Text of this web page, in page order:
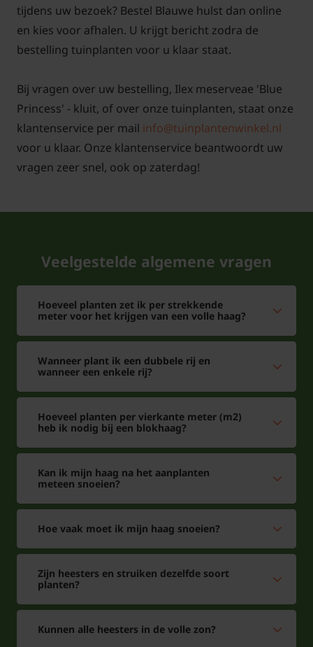
Bij planten met kluit geldt een minimale
planten dat u dient af te nemen. In de tabel
hieronder vindt u de minimale eenheid per
maatvoering aangegeven.
Advies aantal per strekkende meter
Maatvoering
(in cm.)
Aantal per
strekkende
meter
(enkele rij)
strekkende
meter
(dubbele
25 stuks
100/120 3 planten 5 planten 20 stuks
120/140 2-3 planten 4-5 planten 15 stuks
140/160 2-3 planten 4-5 planten 10 stuks
U kunt de gewenste maatvoering selecteren en
vervolgens het aantal bepalen. Dit aantal kunt u
rekening met de minimale besteleenheid.
tijdens uw bezoek? Bestel Blauwe hulst dan online
en kies voor afhalen. U krijgt bericht zodra de
bestelling tuinplanten voor u klaar staat.
Bij vragen over uw bestelling, Ilex meserveae 'Blue
Princess' - kluit, of over onze tuinplanten, staat onze
klantenservice per mail info@tuinplantenwinkel.nl
voor u klaar. Onze klantenservice beantwoordt uw
vragen zeer snel, ook op zaterdag!
Veelgestelde algemene vragen
Hoeveel planten zet ik per strekkende
meter voor het krijgen van een volle haag?
Wanneer plant ik een dubbele rij en
wanneer een enkele rij?
Hoeveel planten per vierkante meter (m2)
heb ik nodig bij een blokhaag?
Kan ik mijn haag na het aanplanten
meteen snoeien?
Hoe vaak moet ik mijn haag snoeien?
Zijn heesters en struiken dezelfde soort
planten?
Kunnen alle heesters in de volle zon?